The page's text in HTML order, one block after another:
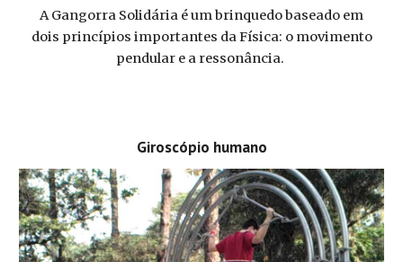
A Gangorra Solidária é um brinquedo baseado em
dois princípios importantes da Física: o movimento
pendular e a ressonância.
Giroscópio humano